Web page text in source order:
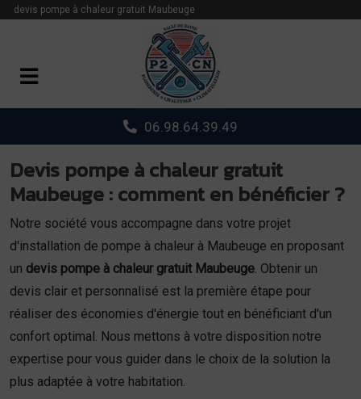
devis pompe à chaleur gratuit Maubeuge
06.98.64.39.49
Devis pompe à chaleur gratuit
Maubeuge : comment en bénéficier ?
Notre société vous accompagne dans votre projet
d'installation de pompe à chaleur à Maubeuge en proposant
un devis pompe à chaleur gratuit Maubeuge. Obtenir un
devis clair et personnalisé est la première étape pour
réaliser des économies d'énergie tout en bénéficiant d'un
confort optimal. Nous mettons à votre disposition notre
expertise pour vous guider dans le choix de la solution la
plus adaptée à votre habitation.
Panneau de gestion des cookies